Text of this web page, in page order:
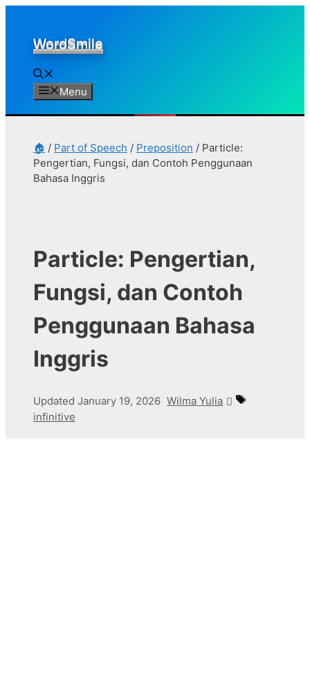
contentWordSmile
Menu
🏠 / Part of Speech / Preposition / Particle:
Pengertian, Fungsi, dan Contoh Penggunaan
Bahasa Inggris
Particle: Pengertian,
Fungsi, dan Contoh
Penggunaan Bahasa
Inggris
Updated January 19, 2026 Wilma Yulia
Tags
infinitive